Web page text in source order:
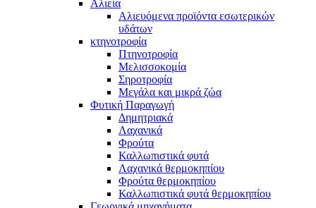
Αλιεία
Αλιευόμενα προϊόντα εσωτερικών
υδάτων
κτηνοτροφία
Πτηνοτροφία
Μελισσοκομία
Σηροτροφία
Μεγάλα και μικρά ζώα
Φυτική Παραγωγή
Δημητριακά
Λαχανικά
Φρούτα
Καλλωπιστικά φυτά
Λαχανικά θερμοκηπίου
Φρούτα θερμοκηπίου
Καλλωπιστικά φυτά θερμοκηπίου